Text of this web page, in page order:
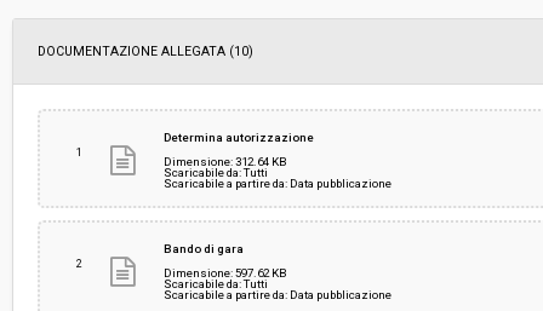
Data pubblicazione:
Svolgimento:
Responsabile attuale:
UNIVERSITÀ DI PISA - Servizio gare e degli
DOCUMENTAZIONE ALLEGATA (10)
1
Determina autorizzazione
Dimensione: 312.64 KB
Scaricabile da: Tutti
Scaricabile a partire da: Data pubblicazione
2
Bando di gara
Dimensione: 597.62 KB
Scaricabile da: Tutti
Scaricabile a partire da: Data pubblicazione